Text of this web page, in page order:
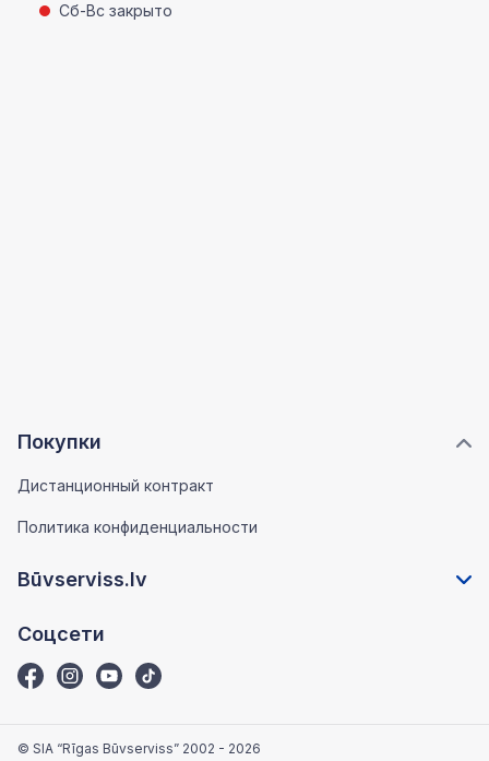
Покупки
Дистанционный контракт
Политика конфиденциальности
Būvserviss.lv
Соцсети
Сб-Вс закрыто
© SIA “Rīgas Būvserviss” 2002 - 2026